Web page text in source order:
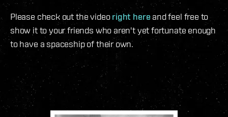
Please check out the videoright here and feel free to
show it to your friends who aren't yet fortunate enough
to have a spaceship of their own.